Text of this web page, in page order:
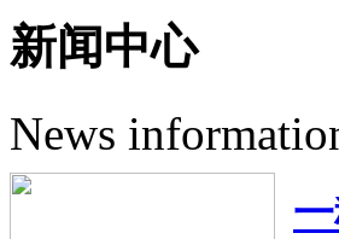
新闻中心
News